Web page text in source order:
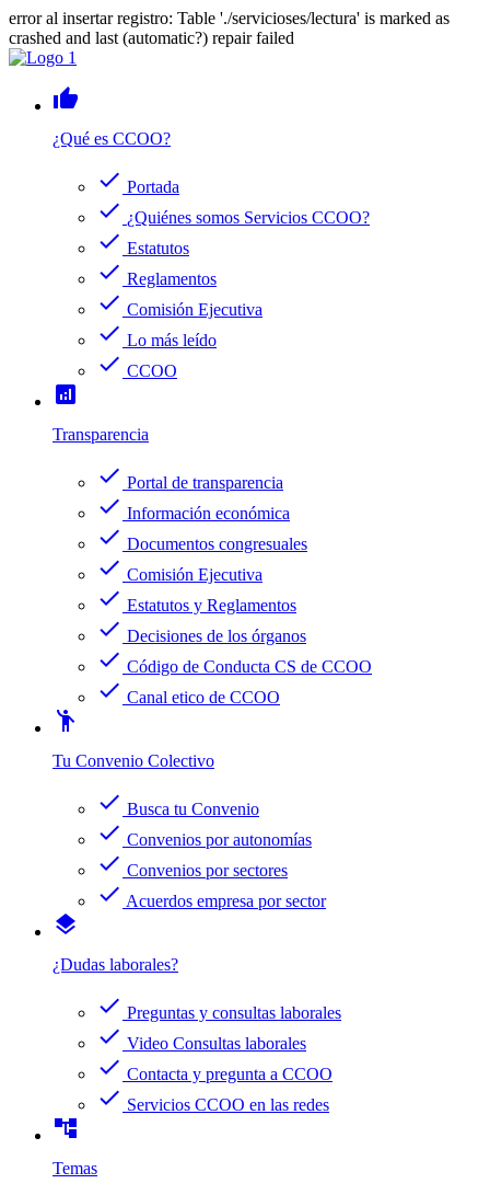
error al insertar registro: Table './servicioses/lectura' is marked as
crashed and last (automatic?) repair failed
thumb_up
¿Qué es CCOO?
check Portada
check ¿Quiénes somos Servicios CCOO?
check Estatutos
check Reglamentos
check Comisión Ejecutiva
check Lo más leído
check CCOO
analytics
Transparencia
check Portal de transparencia
check Información económica
check Documentos congresuales
check Comisión Ejecutiva
check Estatutos y Reglamentos
check Decisiones de los órganos
check Código de Conducta CS de CCOO
check Canal etico de CCOO
emoji_people
Tu Convenio Colectivo
check Busca tu Convenio
check Convenios por autonomías
check Convenios por sectores
check Acuerdos empresa por sector
layers
¿Dudas laborales?
check Preguntas y consultas laborales
check Video Consultas laborales
check Contacta y pregunta a CCOO
check Servicios CCOO en las redes
account_tree
Temas